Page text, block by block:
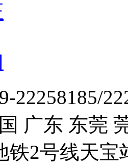
22258185/
广东 东莞
铁2号线天宝